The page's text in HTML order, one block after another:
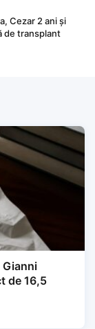
Cezar 2 ani și
de transplant
Gianni
de 16,5